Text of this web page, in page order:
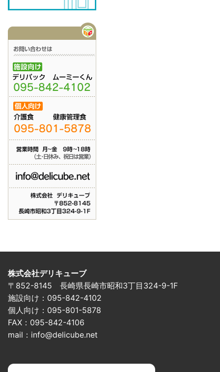
株式会社デリキューブ
〒852-8145 長崎県長崎市昭和3丁目324-9-1F
施設向け：095-842-4102
個人向け：095-801-5878
FAX：095-842-4106
mail：info@delicube.net